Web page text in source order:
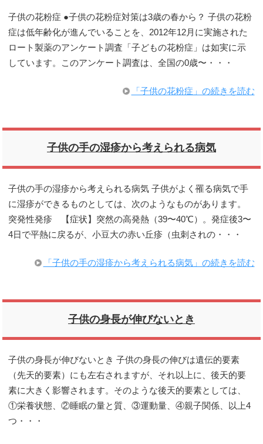
子供の花粉症 ●子供の花粉症対策は3歳の春から？ 子供の花粉
症は低年齢化が進んでいることを、2012年12月に実施された
ロート製薬のアンケート調査「子どもの花粉症」は如実に示
しています。このアンケート調査は、全国の0歳〜・・・
「子供の花粉症」の続きを読む
子供の手の湿疹から考えられる病気
子供の手の湿疹から考えられる病気 子供がよく罹る病気で手
に湿疹ができるものとしては、次のようなものがあります。
突発性発疹 【症状】突然の高発熱（39〜40℃）。発症後3〜
4日で平熱に戻るが、小豆大の赤い丘疹（虫刺されの・・・
「子供の手の湿疹から考えられる病気」の続きを読む
子供の身長が伸びないとき
子供の身長が伸びないとき 子供の身長の伸びは遺伝的要素
（先天的要素）にも左右されますが、それ以上に、後天的要
素に大きく影響されます。そのような後天的要素としては、
①栄養状態、②睡眠の量と質、③運動量、④親子関係、以上4
つ・・・